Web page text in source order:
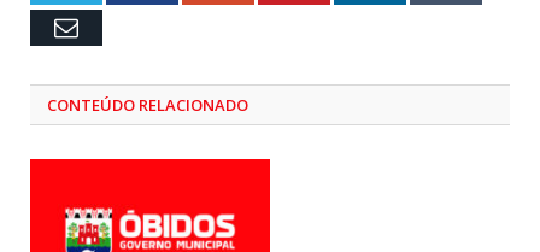
Email
CONTEÚDO RELACIONADO